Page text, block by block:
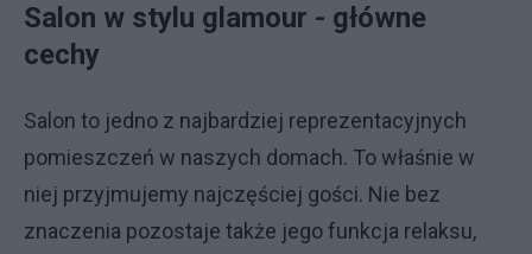
Salon w stylu glamour - główne
cechy
Salon to jedno z najbardziej reprezentacyjnych
pomieszczeń w naszych domach. To właśnie w
niej przyjmujemy najczęściej gości. Nie bez
znaczenia pozostaje także jego funkcja relaksu,